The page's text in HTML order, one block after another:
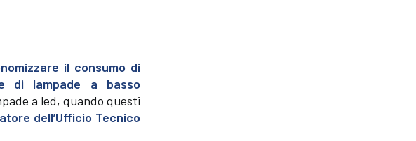
il consumo di
di lampade a basso
a led, quando questi
dell’Ufficio Tecnico